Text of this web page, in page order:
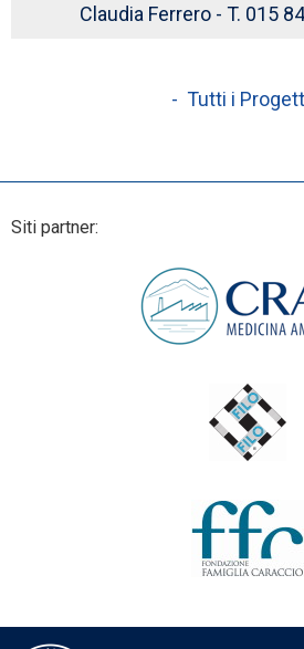
Claudia Ferrero - T. 015
- Tutti i
Siti partner: